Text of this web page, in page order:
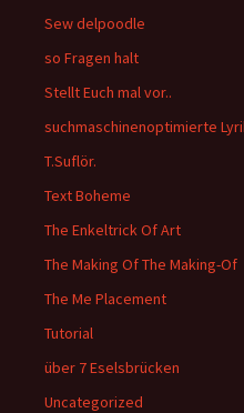
Sew delpoodle
so Fragen halt
Stellt Euch mal vor..
suchmaschinenoptimierte
T.Suflör.
Text Boheme
The Enkeltrick Of Art
The Making Of The Making-Of
The Me Placement
Tutorial
über 7 Eselsbrücken
Uncategorized